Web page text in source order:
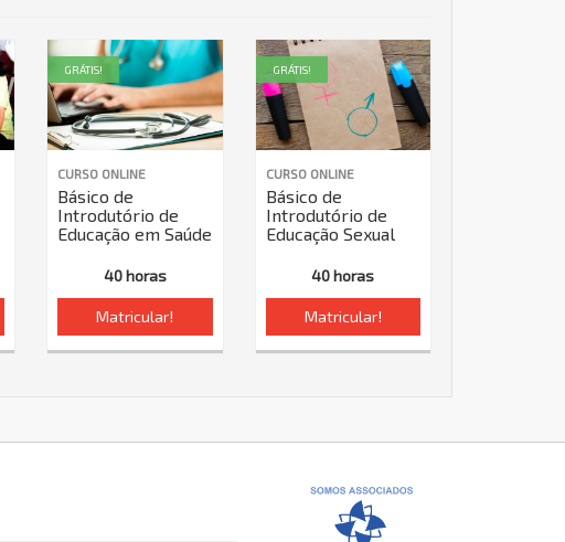
CURSO ONLINE
Básico de
Introdutório de
Educação em Saúde
40 horas
Matricular!
GRÁTIS!
CURSO ONLINE
Básico de
Introdutório de
Educação Sexual
40 horas
Matricular!
GRÁTIS!